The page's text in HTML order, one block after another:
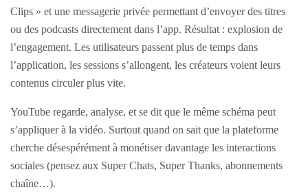
Clips » et une messagerie privée permettant d’envoyer des titres
ou des podcasts directement dans l’app. Résultat : explosion de
l’engagement. Les utilisateurs passent plus de temps dans
l’application, les sessions s’allongent, les créateurs voient leurs
contenus circuler plus vite.
YouTube regarde, analyse, et se dit que le même schéma peut
s’appliquer à la vidéo. Surtout quand on sait que la plateforme
cherche désespérément à monétiser davantage les interactions
sociales (pensez aux Super Chats, Super Thanks, abonnements
chaîne…).